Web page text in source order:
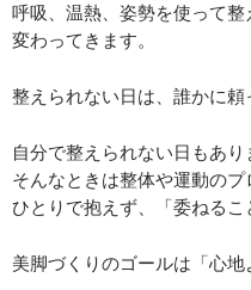
呼吸、温熱、姿勢を使って
変わってきます。
整えられない日は、誰かに頼
自分で整えられない日もあり
そんなときは整体や運動のプ
ひとりで抱えず、「委ねるこ
美脚づくりのゴールは「心地